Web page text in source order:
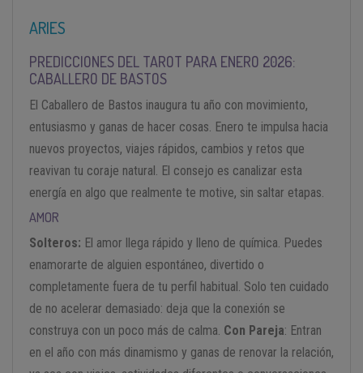
ARIES
PREDICCIONES DEL TAROT PARA ENERO 2026:
CABALLERO DE BASTOS
El Caballero de Bastos inaugura tu año con movimiento,
entusiasmo y ganas de hacer cosas. Enero te impulsa hacia
nuevos proyectos, viajes rápidos, cambios y retos que
reavivan tu coraje natural. El consejo es canalizar esta
energía en algo que realmente te motive, sin saltar etapas.
AMOR
Solteros: El amor llega rápido y lleno de química. Puedes
enamorarte de alguien espontáneo, divertido o
completamente fuera de tu perfil habitual. Solo ten cuidado
de no acelerar demasiado: deja que la conexión se
construya con un poco más de calma. Con Pareja: Entran
en el año con más dinamismo y ganas de renovar la relación,